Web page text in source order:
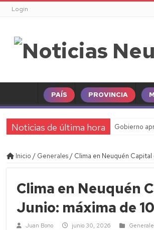
Login
PAÍS PROVINCIA
Noticias de última hora Gobierno
Inicio / Generales/ Clima en Neuquén
Clima en Neuquén
Junio: máxima de
Juan Bono junio 30, 2026